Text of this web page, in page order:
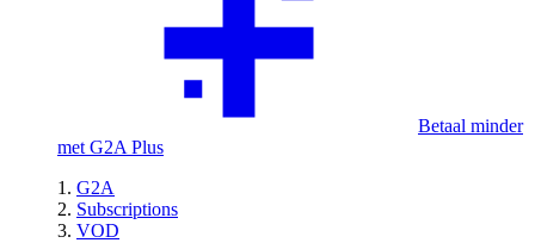
Betaal minder
met G2A Plus
G2A
Subscriptions
VOD